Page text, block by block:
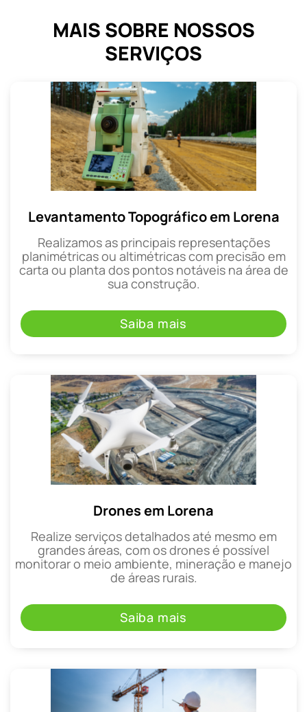
MAIS SOBRE NOSSOS
SERVIÇOS
Levantamento Topográfico em Lorena
Realizamos as principais representações
planimétricas ou altimétricas com precisão em
carta ou planta dos pontos notáveis na área de
sua construção.
Saiba mais
Drones em Lorena
Realize serviços detalhados até mesmo em
grandes áreas, com os drones é possível
monitorar o meio ambiente, mineração e manejo
de áreas rurais.
Saiba mais